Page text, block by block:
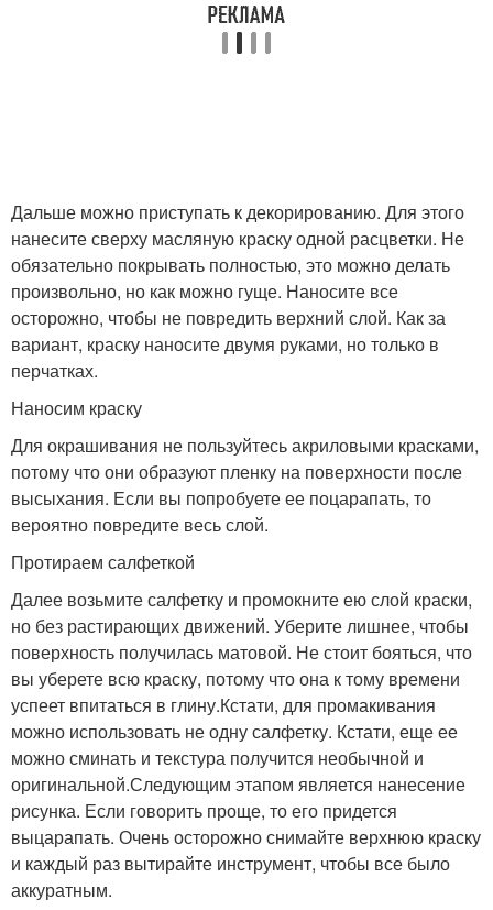
Дальше можно приступать к декорированию. Для этого
нанесите сверху масляную краску одной расцветки. Не
обязательно покрывать полностью, это можно делать
произвольно, но как можно гуще. Наносите все
осторожно, чтобы не повредить верхний слой. Как за
вариант, краску наносите двумя руками, но только в
перчатках.
Наносим краску
Для окрашивания не пользуйтесь акриловыми красками,
потому что они образуют пленку на поверхности после
высыхания. Если вы попробуете ее поцарапать, то
вероятно повредите весь слой.
Протираем салфеткой
Далее возьмите салфетку и промокните ею слой краски,
но без растирающих движений. Уберите лишнее, чтобы
поверхность получилась матовой. Не стоит бояться, что
вы уберете всю краску, потому что она к тому времени
успеет впитаться в глину.Кстати, для промакивания
можно использовать не одну салфетку. Кстати, еще ее
можно сминать и текстура получится необычной и
оригинальной.Следующим этапом является нанесение
рисунка. Если говорить проще, то его придется
выцарапать. Очень осторожно снимайте верхнюю краску
и каждый раз вытирайте инструмент, чтобы все было
аккуратным.